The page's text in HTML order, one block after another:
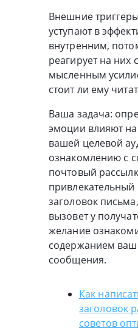
Внешние
уступают в
внутренним,
реагирует на них
мысленным
стоит ли ему
Ваша задача:
эмоции влияют на
вашей целевой
ознакомлению с
почтовый
заголовок
вызовет у
желание
содержанием
сообщения.
Как
заголовок
советов